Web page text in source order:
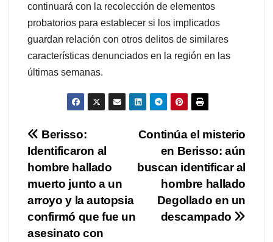
continuará con la recolección de elementos
probatorios para establecer si los implicados
guardan relación con otros delitos de similares
características denunciados en la región en las
últimas semanas.
Navegación
de
entradas
Continúa el misterio
en Berisso: aún
buscan identificar al
hombre hallado
Degollado en un
descampado
Berisso:
Identificaron al
hombre hallado
muerto junto a un
arroyo y la autopsia
confirmó que fue un
asesinato con